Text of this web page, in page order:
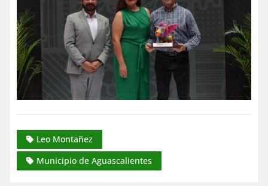
Leo Montañez
Municipio de Aguascalientes